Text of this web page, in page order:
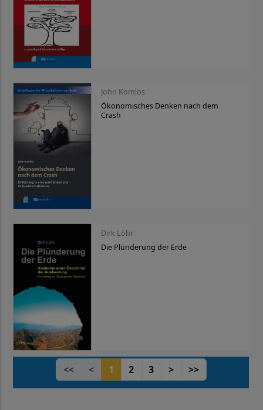
John Komlos
Ökonomisches Denken nach dem
Crash
Dirk Löhr
Die Plünderung der Erde
<< < 1 2 3 > >>